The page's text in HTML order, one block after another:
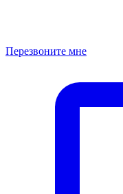
Перезвоните мне